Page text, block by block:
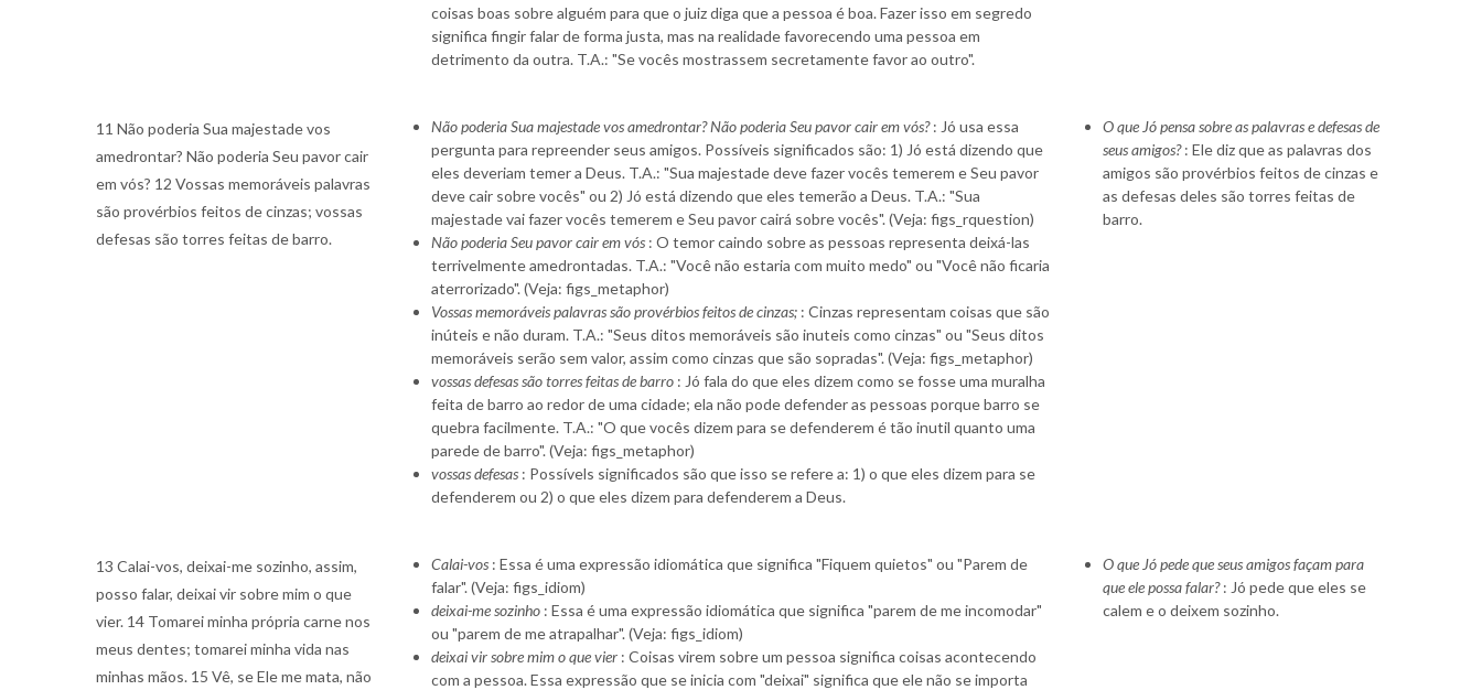
coisas boas sobre alguém para que o juiz diga que a pessoa é boa. Fazer isso em segredo
significa fingir falar de forma justa, mas na realidade favorecendo uma pessoa em
detrimento da outra. T.A.: "Se vocês mostrassem secretamente favor ao outro".
11 Não poderia Sua majestade vos
amedrontar? Não poderia Seu pavor cair
em vós? 12 Vossas memoráveis palavras
são provérbios feitos de cinzas; vossas
defesas são torres feitas de barro.
Não poderia Sua majestade vos amedrontar? Não poderia Seu pavor cair em vós?: Jó usa essa
pergunta para repreender seus amigos. Possíveis significados são: 1) Jó está dizendo que
eles deveriam temer a Deus. T.A.: "Sua majestade deve fazer vocês temerem e Seu pavor
deve cair sobre vocês" ou 2) Jó está dizendo que eles temerão a Deus. T.A.: "Sua
majestade vai fazer vocês temerem e Seu pavor cairá sobre vocês". (Veja: figs_rquestion)
Não poderia Seu pavor cair em vós : O temor caindo sobre as pessoas representa deixá-las
terrivelmente amedrontadas. T.A.: "Você não estaria com muito medo" ou "Você não ficaria
aterrorizado". (Veja: figs_metaphor)
Vossas memoráveis palavras são provérbios feitos de cinzas; : Cinzas representam coisas que são
inúteis e não duram. T.A.: "Seus ditos memoráveis são inuteis como cinzas" ou "Seus ditos
memoráveis serão sem valor, assim como cinzas que são sopradas". (Veja: figs_metaphor)
vossas defesas são torres feitas de barro : Jó fala do que eles dizem como se fosse uma muralha
feita de barro ao redor de uma cidade; ela não pode defender as pessoas porque barro se
quebra facilmente. T.A.: "O que vocês dizem para se defenderem é tão inutil quanto uma
parede de barro". (Veja: figs_metaphor)
vossas defesas : Possívels significados são que isso se refere a: 1) o que eles dizem para se
defenderem ou 2) o que eles dizem para defenderem a Deus.
O que Jó pensa sobre as palavras e defesas de
seus amigos?: Ele diz que as palavras dos
amigos são provérbios feitos de cinzas e
as defesas deles são torres feitas de
barro.
13 Calai-vos, deixai-me sozinho, assim,
posso falar, deixai vir sobre mim o que
vier. 14 Tomarei minha própria carne nos
meus dentes; tomarei minha vida nas
minhas mãos. 15 Vê, se Ele me mata, não
Calai-vos : Essa é uma expressão idiomática que significa "Fiquem quietos" ou "Parem de
falar". (Veja: figs_idiom)
deixai-me sozinho : Essa é uma expressão idiomática que significa "parem de me incomodar"
ou "parem de me atrapalhar". (Veja: figs_idiom)
deixai vir sobre mim o que vier : Coisas virem sobre um pessoa significa coisas acontecendo
com a pessoa. Essa expressão que se inicia com "deixai" significa que ele não se importa
O que Jó pede que seus amigos façam para
que ele possa falar?: Jó pede que eles se
calem e o deixem sozinho.